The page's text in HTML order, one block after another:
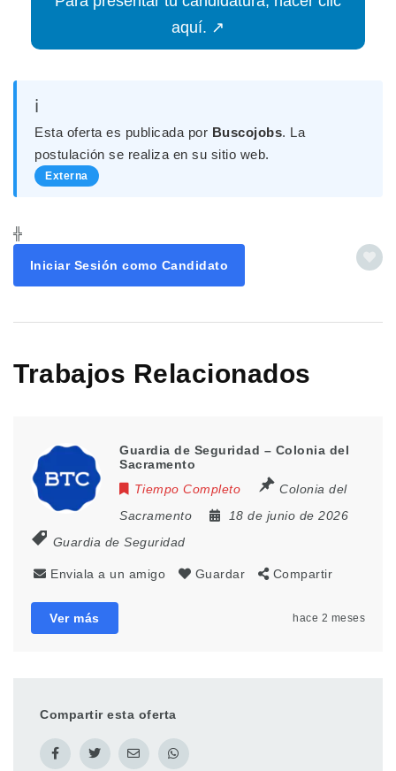
aquí. ↗
ℹ️
Esta oferta es publicada por Buscojobs. La
postulación se realiza en su sitio web.
Externa
╬
Iniciar Sesión como Candidato
Trabajos Relacionados
Guardia de Seguridad – Colonia del
Sacramento
Tiempo Completo
Colonia del
Sacramento
18 de junio de 2026
Guardia de Seguridad
Enviala a un amigo Guardar Compartir
Ver más hace 2 meses
Compartir esta oferta